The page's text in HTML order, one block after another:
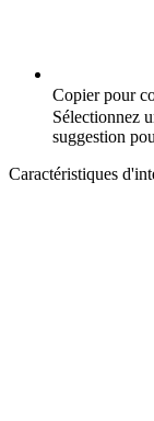
Copier pour
Sélectionnez
suggestion
Caractéristiques